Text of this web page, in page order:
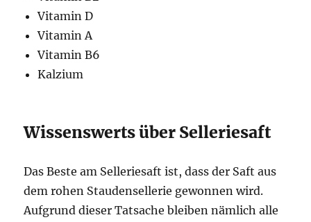
Vitamin D
Vitamin A
Vitamin B6
Kalzium
Wissenswerts über Selleriesaft
Das Beste am Selleriesaft ist, dass der Saft aus
dem rohen Staudensellerie gewonnen wird.
Aufgrund dieser Tatsache bleiben nämlich alle